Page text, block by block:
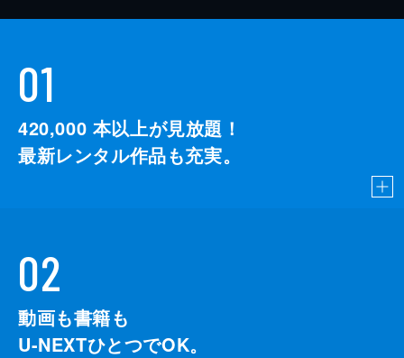
01
420,000 本以上が見放題！
最新レンタル作品も充実。
02
動画も書籍も
U-NEXTひとつでOK。